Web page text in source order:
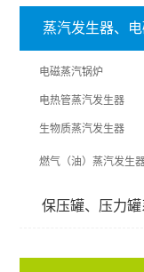
蒸汽发生器、
电磁蒸汽锅炉
电热管蒸汽发生器
生物质蒸汽发生器
燃气（油）蒸汽发生
保压罐、压力罐